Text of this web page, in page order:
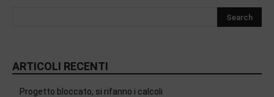
ARTICOLI RECENTI
Progetto bloccato, si rifanno i calcoli